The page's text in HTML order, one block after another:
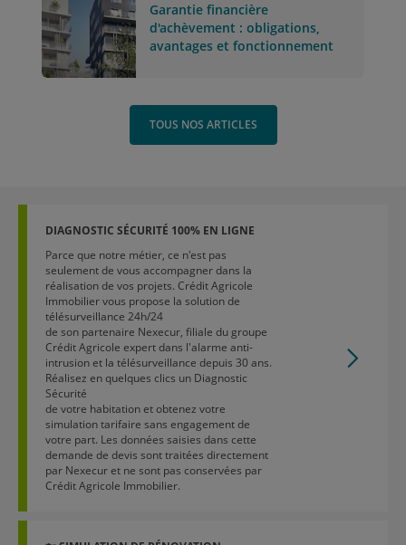
Garantie financière
d'achèvement : obligations,
avantages et fonctionnement
TOUS NOS ARTICLES
DIAGNOSTIC SÉCURITÉ 100% EN LIGNE
Parce que notre métier, ce n'est pas
seulement de vous accompagner dans la
réalisation de vos projets. Crédit Agricole
Immobilier vous propose la solution de
télésurveillance 24h/24
de son partenaire Nexecur, filiale du groupe
Crédit Agricole expert dans l'alarme anti-
intrusion et la télésurveillance depuis 30 ans.
Réalisez en quelques clics un Diagnostic
Sécurité
de votre habitation et obtenez votre
simulation tarifaire sans engagement de
votre part. Les données saisies dans cette
demande de devis sont traitées directement
par Nexecur et ne sont pas conservées par
Crédit Agricole Immobilier.